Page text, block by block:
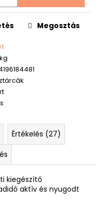
Megosztás
Értékelés (27)
kiegészítő
aktív és nyugodt